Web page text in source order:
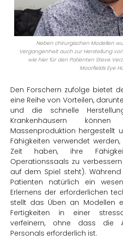
Neben chirurgischen Modellen
Vergangenheit auch zur Herstellung
wie hier für den Patienten Steve
Moorfields Eye
Den Forschern zufolge bietet
eine Reihe von Vorteilen,
und die schnelle
Krankenhäusern
Massenproduktion hergestellt
Fähigkeiten verwendet
Zeit haben, ihre
Operationssaals zu
auf dem Spiel steht).
Patienten natürlich ein
Erlernens der erforderlichen
stellt das Üben an Modellen
Fertigkeiten in einer
verfeinern, ohne dass die
Personals erforderlich ist.